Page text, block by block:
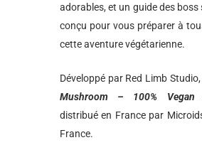
adorables, et un guide des boss
conçu pour vous préparer à
cette aventure végétarienne.
Développé par Red Limb Studio,
Mushroom – 100% Vegan
distribué en France par
France.